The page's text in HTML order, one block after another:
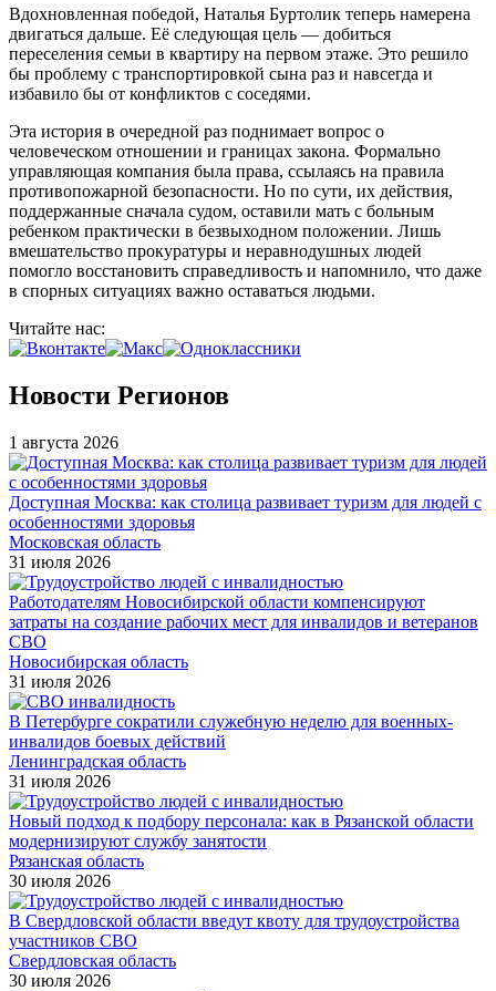
Вдохновленная победой, Наталья Буртолик теперь намерена
двигаться дальше. Её следующая цель — добиться
переселения семьи в квартиру на первом этаже. Это решило
бы проблему с транспортировкой сына раз и навсегда и
избавило бы от конфликтов с соседями.
Эта история в очередной раз поднимает вопрос о
человеческом отношении и границах закона. Формально
управляющая компания была права, ссылаясь на правила
противопожарной безопасности. Но по сути, их действия,
поддержанные сначала судом, оставили мать с больным
ребенком практически в безвыходном положении. Лишь
вмешательство прокуратуры и неравнодушных людей
помогло восстановить справедливость и напомнило, что даже
в спорных ситуациях важно оставаться людьми.
Читайте нас:
Новости Регионов
1 августа 2026
Доступная Москва: как столица развивает туризм для людей с
особенностями здоровья
Московская область
31 июля 2026
Работодателям Новосибирской области компенсируют
затраты на создание рабочих мест для инвалидов и ветеранов
СВО
Новосибирская область
31 июля 2026
В Петербурге сократили служебную неделю для военных-
инвалидов боевых действий
Ленинградская область
31 июля 2026
Новый подход к подбору персонала: как в Рязанской области
модернизируют службу занятости
Рязанская область
30 июля 2026
В Свердловской области введут квоту для трудоустройства
участников СВО
Свердловская область
30 июля 2026